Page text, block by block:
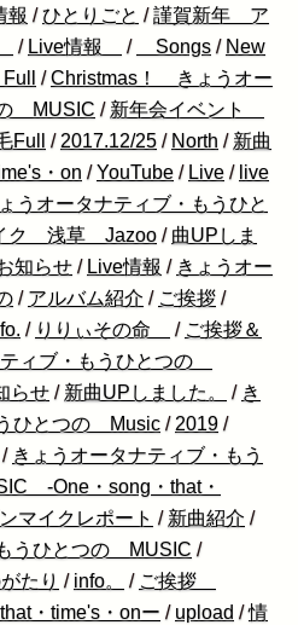
報 /ひとりごと /謹賀新年 ア
/ Live情報 / Songs / New
/Christmas！ きょうオー
MUSIC / 新年会イベント
Full
/ 2017.12/25 / North / 新曲
・on /YouTube / Live / live
うオータナティブ・もうひと
ク 浅草 Jazoo / 曲UPしま
知らせ / Live情報 / きょうオー
/ アルバム紹介 / ご挨拶 /
/ りりぃその命 / ご挨拶＆
ィブ・もうひとつの
らせ / 新曲UPしました。 / き
ひとつの Music / 2019 /
/ きょうオータナティブ・もう
-One・song・that・
マイクレポート / 新曲紹介 /
うひとつの MUSIC /
たり / info。 / ご挨拶
・time's・onー / upload /情